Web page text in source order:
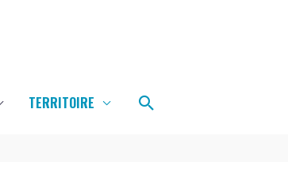
TERRITOIRE Rechercher